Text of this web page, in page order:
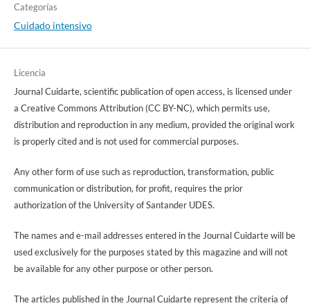
Categorías
Cuidado intensivo
Licencia
Journal Cuidarte, scientific publication of open access, is licensed under
a Creative Commons Attribution (CC BY-NC), which permits use,
distribution and reproduction in any medium, provided the original work
is properly cited and is not used for commercial purposes.
Any other form of use such as reproduction, transformation, public
communication or distribution, for profit, requires the prior
authorization of the University of Santander UDES.
The names and e-mail addresses entered in the Journal Cuidarte will be
used exclusively for the purposes stated by this magazine and will not
be available for any other purpose or other person.
The articles published in the Journal Cuidarte represent the criteria of